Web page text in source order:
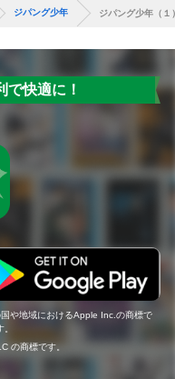
ジパング少年 ジパング少年（１
で快適に！
や地域におけるApple Inc.の商標で
の商標です。